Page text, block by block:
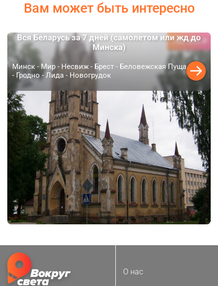
Вам может быть интересно
от 45 800 ₽
Вся Беларусь за 7 дней (самолетом или жд до
Минска)
Минск - Мир - Несвиж - Брест - Беловежская Пуща
- Гродно - Лида - Новогрудок
О нас